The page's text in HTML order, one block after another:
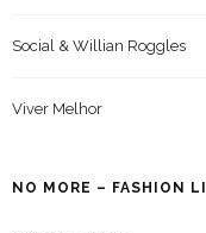
Social & Willian Roggles
Viver Melhor
NO MORE – FASHION